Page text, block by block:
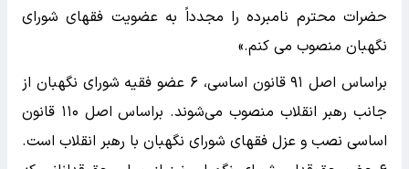
حضرات محترم نامبرده را مجدداً به عضویت فقهای شورای
نگهبان منصوب می کنم.»
براساس اصل ۹۱ قانون اساسی، ۶ عضو فقیه شورای نگهبان از
جانب رهبر انقلاب منصوب می‌شوند. براساس اصل ۱۱۰ قانون
اساسی نصب و عزل فقهای شورای نگهبان با رهبر انقلاب است.